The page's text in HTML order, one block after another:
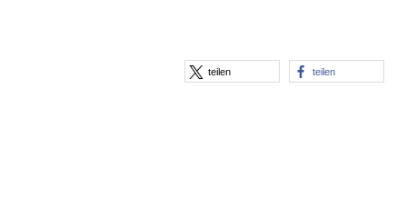
teilen teilen